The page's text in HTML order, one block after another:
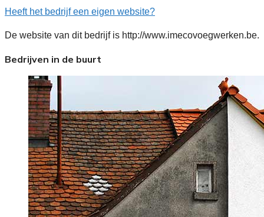
Heeft het bedrijf een eigen website?
De website van dit bedrijf is http://www.imecovoegwerken.be.
Bedrijven in de buurt